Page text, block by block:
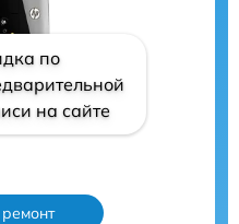
по
на сайте